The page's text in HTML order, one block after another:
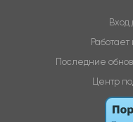
Вход
Последние
Центр